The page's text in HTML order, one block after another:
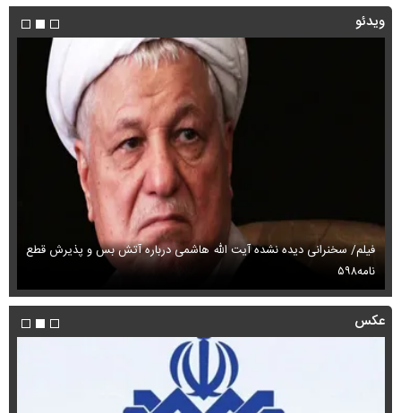
ویدئو
فیلم/ سخنرانی دیده نشده آیت الله هاشمی درباره آتش بس و پذیرش قطع
نامه۵۹۸
عکس